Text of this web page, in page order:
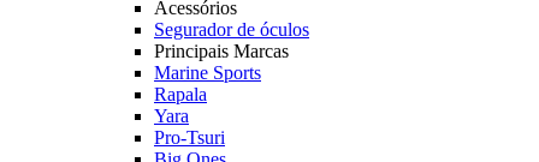
Acessórios
Segurador de óculos
Principais Marcas
Marine Sports
Rapala
Yara
Pro-Tsuri